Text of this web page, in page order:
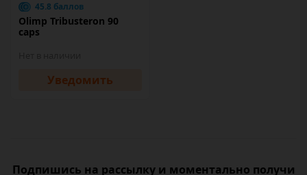
45.8 баллов
Olimp Tribusteron 90
caps
Уведомить
Подпишись на рассылку и моментально получи